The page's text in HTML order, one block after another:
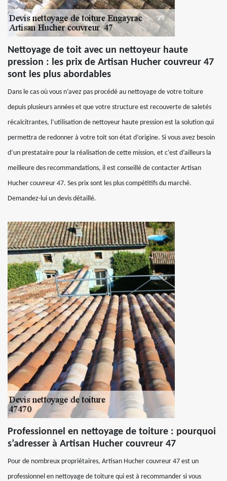
Nettoyage de toit avec un nettoyeur haute
pression : les prix de Artisan Hucher couvreur 47
sont les plus abordables
Dans le cas où vous n’avez pas procédé au nettoyage de votre toiture
depuis plusieurs années et que votre structure est recouverte de saletés
récalcitrantes, l’utilisation de nettoyeur haute pression est la solution qui
permettra de redonner à votre toit son état d’origine. Si vous avez besoin
d’un prestataire pour la réalisation de cette mission, et c’est d’ailleurs la
meilleure des recommandations, il est conseillé de contacter Artisan
Hucher couvreur 47. Ses prix sont les plus compétitifs du marché.
Demandez-lui un devis détaillé.
Professionnel en nettoyage de toiture : pourquoi
s’adresser à Artisan Hucher couvreur 47
Pour de nombreux propriétaires, Artisan Hucher couvreur 47 est un
professionnel en nettoyage de toiture qui est à recommander si vous